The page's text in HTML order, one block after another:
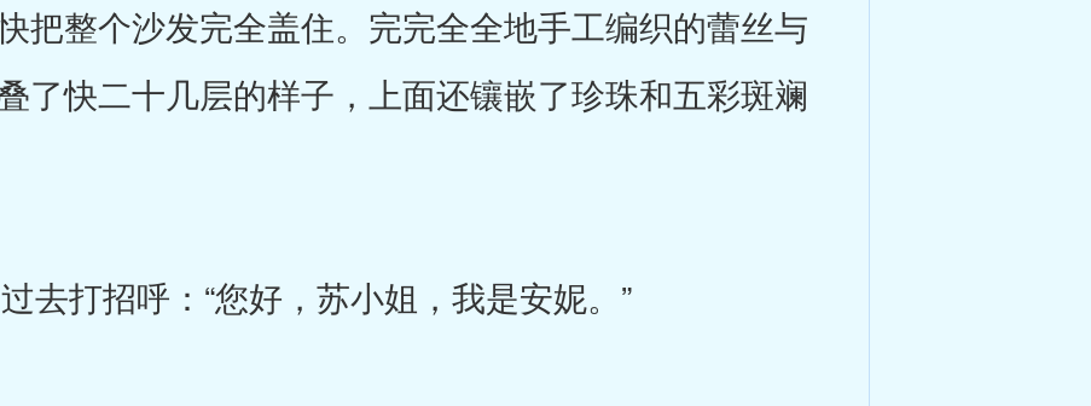
把整个沙发完全盖住。完完全全地手工编织的蕾丝与
了快二十几层的样子，上面还镶嵌了珍珠和五彩斑斓
去打招呼：“您好，苏小姐，我是安妮。”